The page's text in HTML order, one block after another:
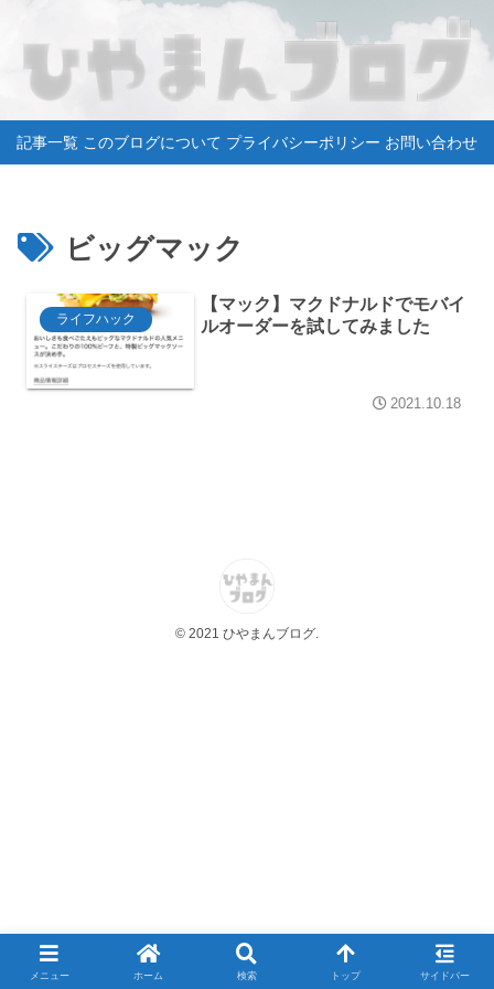
記事一覧 このブログについて プライバシーポリシー お問い合わせ
ビッグマック
ライフハック
【マック】マクドナルドでモバイ
ルオーダーを試してみました
2021.10.18
© 2021 ひやまんブログ.
メニュー ホーム 検索 トップ サイドバー